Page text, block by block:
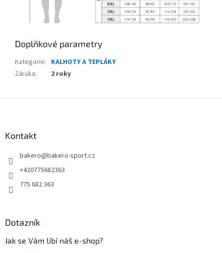
Doplňkové parametry
Kategorie: KALHOTY A TEPLÁKY
Záruka: 2 roky
Kontakt
bakero@bakero-sport.cz
+420775682363
775 682 363
Dotazník
Jak se Vám líbí náš e-shop?